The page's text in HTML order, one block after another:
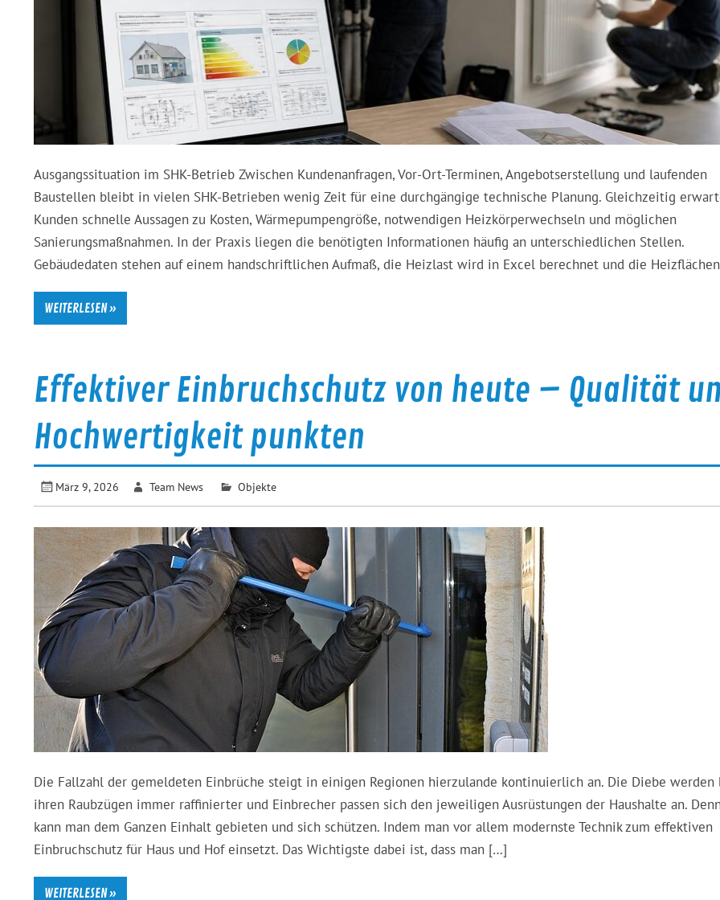
Ausgangssituation im SHK-Betrieb Zwischen Kundenanfragen, Vor-Ort-Terminen, Angebotserstellung und laufenden
Baustellen bleibt in vielen SHK-Betrieben wenig Zeit für eine durchgängige technische Planung. Gleichzeitig
Kunden schnelle Aussagen zu Kosten, Wärmepumpengröße, notwendigen Heizkörperwechseln und möglichen
Sanierungsmaßnahmen. In der Praxis liegen die benötigten Informationen häufig an unterschiedlichen Stellen.
Gebäudedaten stehen auf einem handschriftlichen Aufmaß, die Heizlast wird in Excel berechnet und die
WEITERLESEN »
Effektiver Einbruchschutz von heute – Qualität
Hochwertigkeit punkten
März 9, 2026 Team News Objekte
Die Fallzahl der gemeldeten Einbrüche steigt in einigen Regionen hierzulande kontinuierlich an. Die Diebe werden
ihren Raubzügen immer raffinierter und Einbrecher passen sich den jeweiligen Ausrüstungen der Haushalte an.
kann man dem Ganzen Einhalt gebieten und sich schützen. Indem man vor allem modernste Technik zum effektiven
Einbruchschutz für Haus und Hof einsetzt. Das Wichtigste dabei ist, dass man […]
WEITERLESEN »